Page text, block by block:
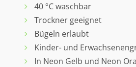
40 °C waschbar
Trockner geeignet
Bügeln erlaubt
Kinder- und
In Neon Gelb und Neon